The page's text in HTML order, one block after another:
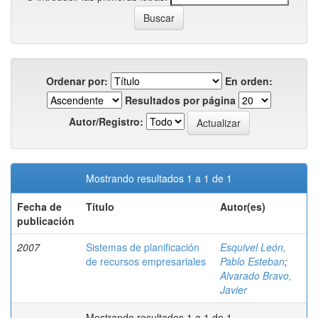
Ordenar por:
En orden:
Resultados por página
Autor/Registro:
Mostrando resultados 1 a 1 de 1
Fecha de
publicación
Título Autor(es)
2007
Sistemas de planificación
de recursos empresariales
Esquivel León,
Pablo Esteban;
Alvarado Bravo,
Javier